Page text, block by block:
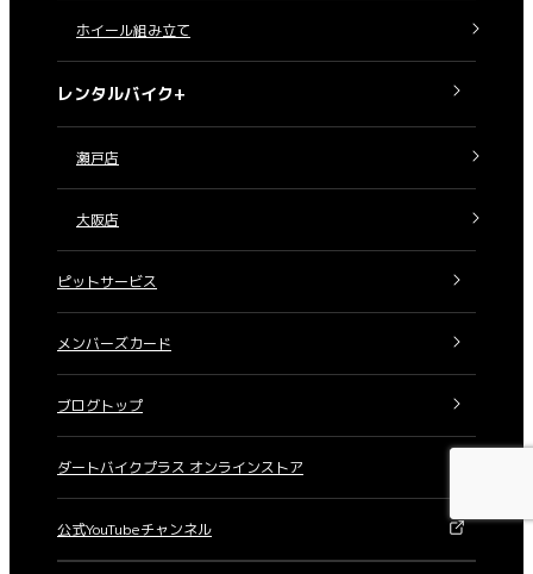
ホイール組み立て
レンタルバイク+
瀬戸店
大阪店
ピットサービス
メンバーズカード
ブログトップ
ダートバイクプラス オンラインストア
公式YouTubeチャンネル